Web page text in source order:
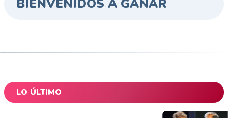
BIENVENIDOS A GANAR
LO ÚLTIMO